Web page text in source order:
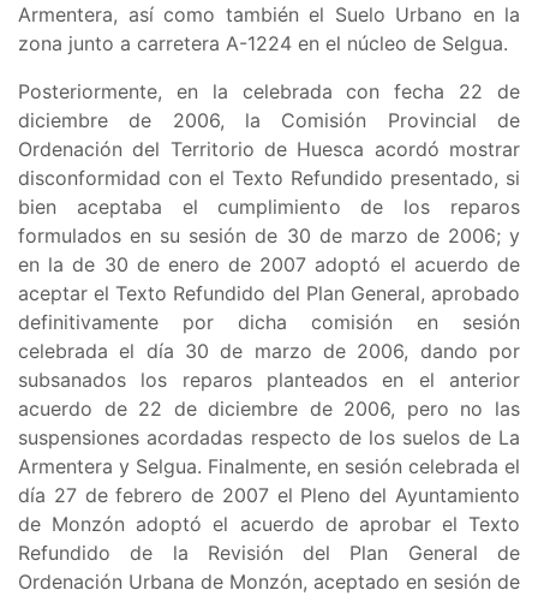
Armentera, así como también el Suelo Urbano en la
zona junto a carretera A-1224 en el núcleo de Selgua.
Posteriormente, en la celebrada con fecha 22 de
diciembre de 2006, la Comisión Provincial de
Ordenación del Territorio de Huesca acordó mostrar
disconformidad con el Texto Refundido presentado, si
bien aceptaba el cumplimiento de los reparos
formulados en su sesión de 30 de marzo de 2006; y
en la de 30 de enero de 2007 adoptó el acuerdo de
aceptar el Texto Refundido del Plan General, aprobado
definitivamente por dicha comisión en sesión
celebrada el día 30 de marzo de 2006, dando por
subsanados los reparos planteados en el anterior
acuerdo de 22 de diciembre de 2006, pero no las
suspensiones acordadas respecto de los suelos de La
Armentera y Selgua. Finalmente, en sesión celebrada el
día 27 de febrero de 2007 el Pleno del Ayuntamiento
de Monzón adoptó el acuerdo de aprobar el Texto
Refundido de la Revisión del Plan General de
Ordenación Urbana de Monzón, aceptado en sesión de